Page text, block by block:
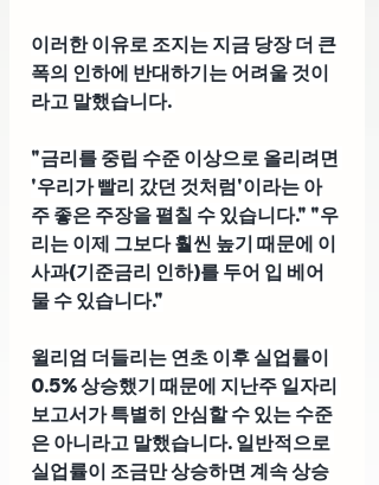
이러한 이유로 조지는 지금 당장 더 큰
폭의 인하에 반대하기는 어려울 것이
라고 말했습니다.
"금리를 중립 수준 이상으로 올리려면
'우리가 빨리 갔던 것처럼'이라는 아
주 좋은 주장을 펼칠 수 있습니다." "우
리는 이제 그보다 훨씬 높기 때문에 이
사과(기준금리 인하)를 두어 입 베어
물 수 있습니다."
윌리엄 더들리는 연초 이후 실업률이
0.5% 상승했기 때문에 지난주 일자리
보고서가 특별히 안심할 수 있는 수준
은 아니라고 말했습니다. 일반적으로
실업률이 조금만 상승하면 계속 상승